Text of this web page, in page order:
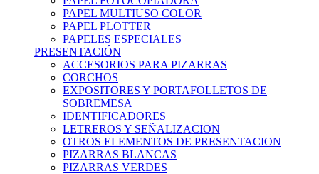
PAPEL MULTIUSO COLOR
PAPEL PLOTTER
PAPELES ESPECIALES
PRESENTACIÓN
ACCESORIOS PARA PIZARRAS
CORCHOS
EXPOSITORES Y PORTAFOLLETOS DE
SOBREMESA
IDENTIFICADORES
LETREROS Y SEÑALIZACION
OTROS ELEMENTOS DE PRESENTACION
PIZARRAS BLANCAS
PIZARRAS VERDES